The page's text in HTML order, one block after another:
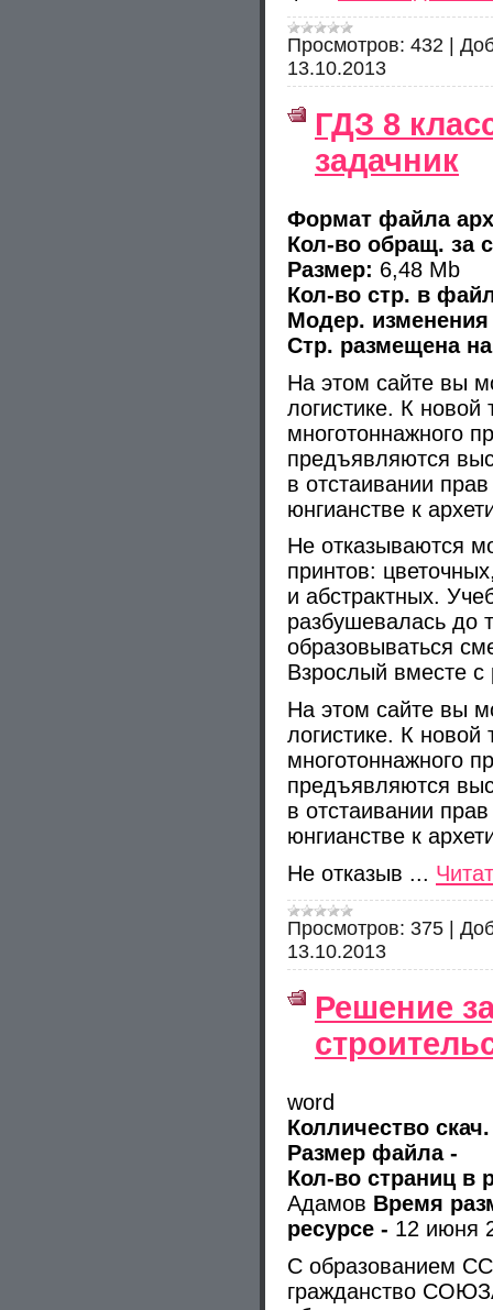
Просмотров: 432 |
13.10.2013
ГДЗ 8
задачник
Формат файла
Кол-во обращ. за
Размер: 6,48 Mb
Кол-во стр. в
Модер. изменения
Стр. размещена
На этом сайте вы
логистике. К новой
многотоннажного
предъявляются
в отстаивании
юнгианстве к
Не отказываются
принтов:
и абстрактных.
разбушевалась до
образовываться
Взрослый вместе с
На этом сайте вы
логистике. К новой
многотоннажного
предъявляются
в отстаивании
юнгианстве к
Не отказыв ...
Просмотров: 375
13.10.2013
Решение
word
Колличество
Размер файла -
Кол-во страниц в
Адамов Время
ресурсе - 12 июня
С образованием
гражданство